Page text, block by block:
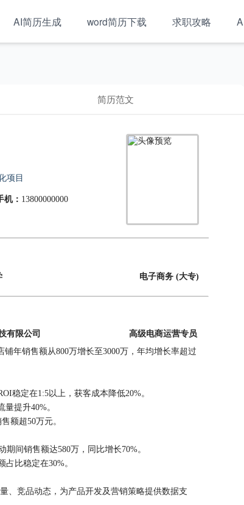
AI简历生成 word简历下载 求职攻略
简历范文
项目
机： 13800000000
电子商务 (大专)
有限公司
高级电商运营专员
年销售额从800万增长至3000万，年均增长率超过
稳定在1:5以上，获客成本降低20%。
提升40%。
额超50万元。
期间销售额达580万，同比增长70%。
比稳定在30%。
、竞品动态，为产品开发及营销策略提供数据支